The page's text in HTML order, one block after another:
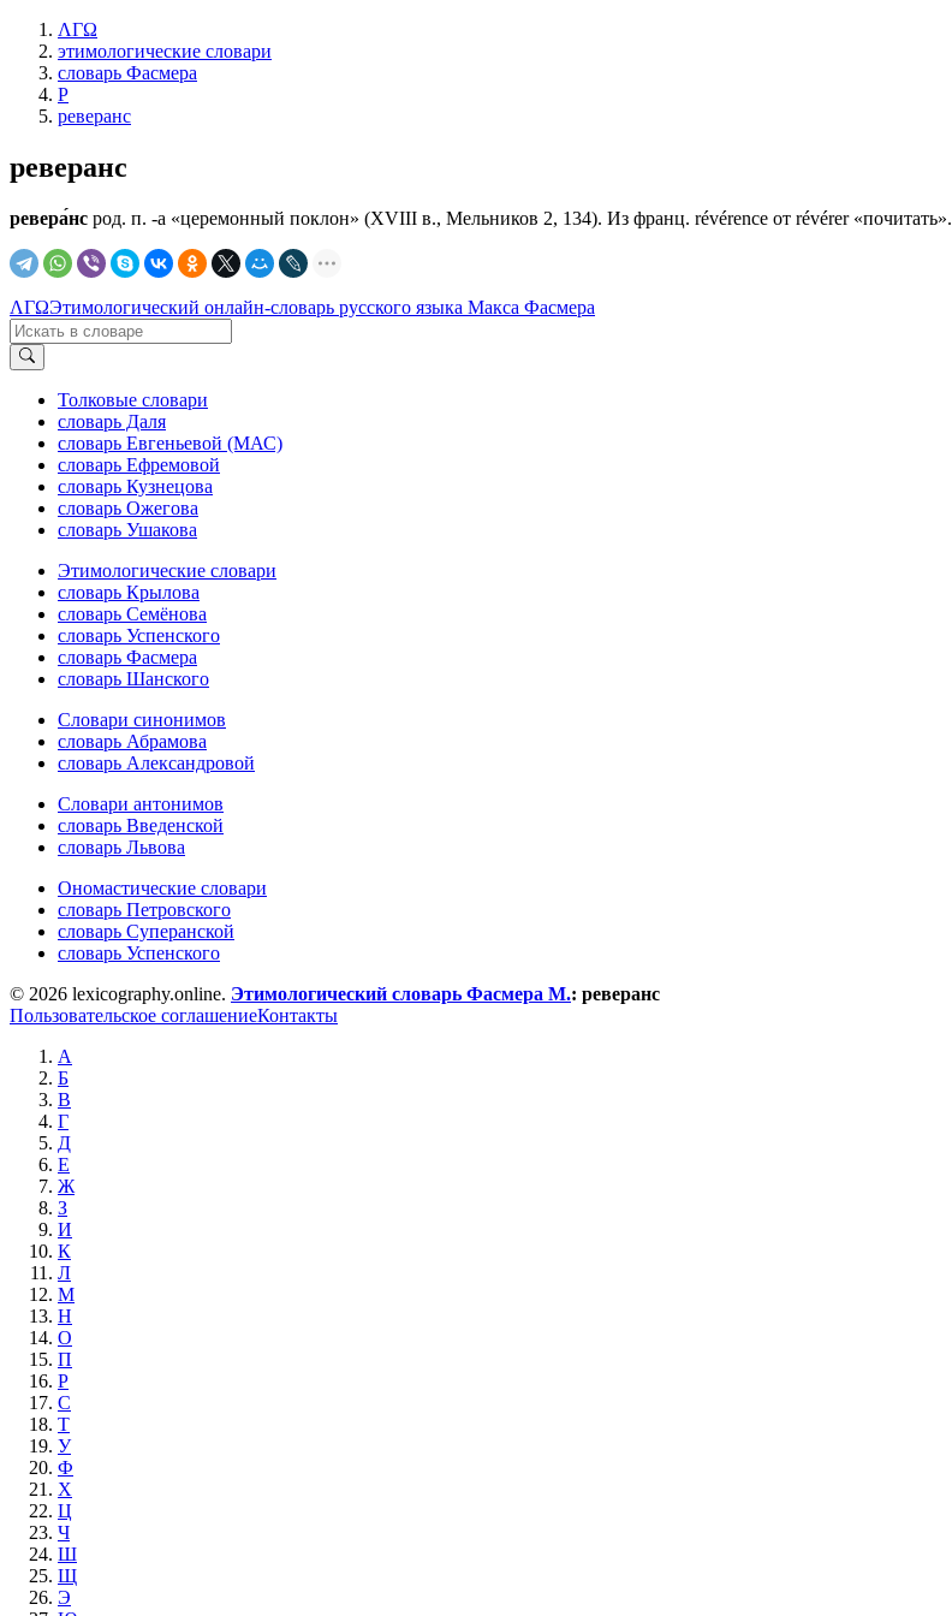
ΛΓΩ
этимологические словари
словарь Фасмера
Р
реверанс
реверанс
ревера́нс род. п. -а «церемонный поклон» (XVIII в., Мельников 2, 134). Из франц. révérence от révérer «почитать».
ΛΓΩЭтимологический онлайн-словарь русского языка Макса Фасмера
Толковые словари
словарь Даля
словарь Евгеньевой (МАС)
словарь Ефремовой
словарь Кузнецова
словарь Ожегова
словарь Ушакова
Этимологические словари
словарь Крылова
словарь Семёнова
словарь Успенского
словарь Фасмера
словарь Шанского
Словари синонимов
словарь Абрамова
словарь Александровой
Словари антонимов
словарь Введенской
словарь Львова
Ономастические словари
словарь Петровского
словарь Суперанской
словарь Успенского
© 2026 lexicography.online. Этимологический словарь Фасмера М.: реверанс
Пользовательское соглашениеКонтакты
А
Б
В
Г
Д
Е
Ж
З
И
К
Л
М
Н
О
П
Р
С
Т
У
Ф
Х
Ц
Ч
Ш
Щ
Э